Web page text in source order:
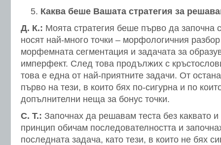
Каква беше Вашата стратегия за
Д. К.: Моята стратегия беше първо да започна
носят най-много точки – морфологичния
морфемната сегментация и задачата за
имперфект. След това продължих с
това е една от най-приятните задачи. От
първо на тези, в които бях по-сигурна и по
допълнителни неща за бонус точки.
С. Т.: Започнах да решавам теста без каквато
принцип обичам последователността и
последната задача, като тези, в които не бях